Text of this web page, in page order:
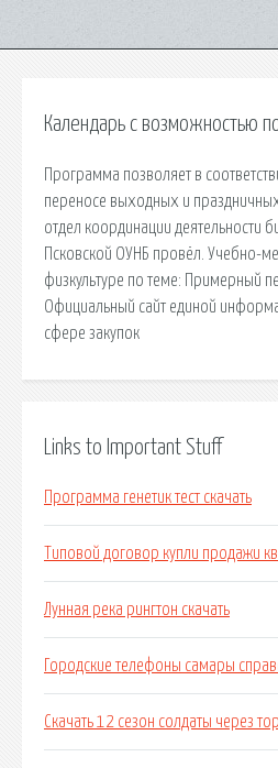
Календарь с возможностью
Программа позволяет в
переносе выходных и
отдел координации деятельности
Псковской ОУНБ провёл. Учебно-
физкультуре по теме: Примерный
Официальный сайт единой
сфере закупок
Links to Important Stuff
Программа генетик тест скачать
Типовой договор купли продажи
Лунная река рингтон скачать
Городские телефоны самары
Скачать 12 сезон солдаты через